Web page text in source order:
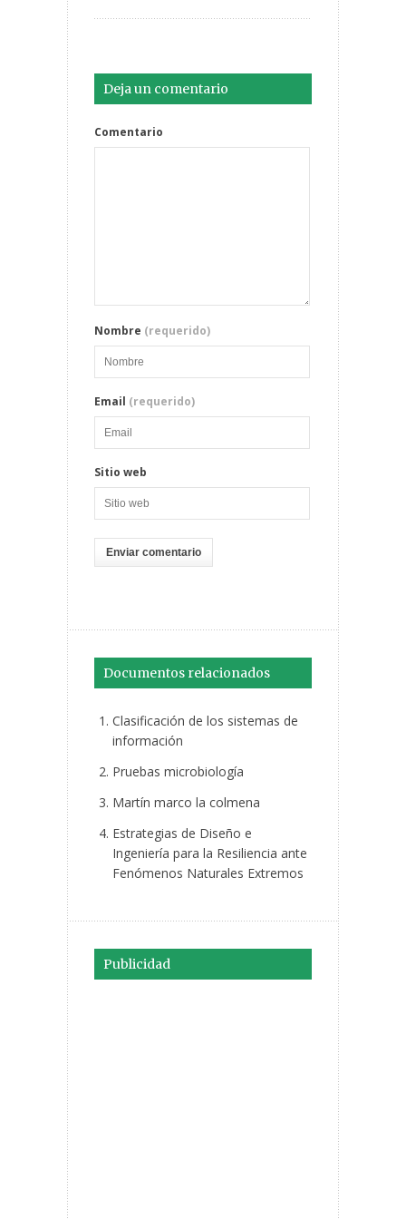
Deja un comentario
Comentario
Nombre (requerido)
Email (requerido)
Sitio web
Documentos relacionados
Clasificación de los sistemas de
información
Pruebas microbiología
Martín marco la colmena
Estrategias de Diseño e
Ingeniería para la Resiliencia ante
Fenómenos Naturales Extremos
Publicidad